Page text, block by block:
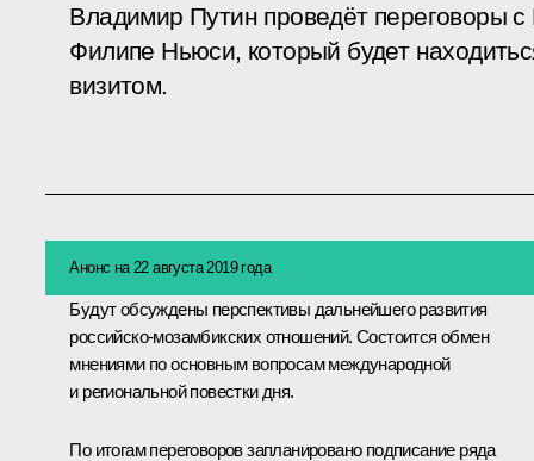
Владимир Путин проведёт переговоры
Филипе Ньюси, который будет
визитом.
Анонс на 22 августа 2019 года
Будут обсуждены перспективы дальнейшего развития
российско-мозамбикских отношений. Состоится обмен
мнениями по основным вопросам международной
и региональной повестки дня.
По итогам переговоров запланировано подписание ряда